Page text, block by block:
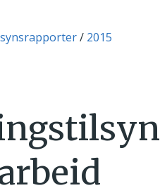
2015